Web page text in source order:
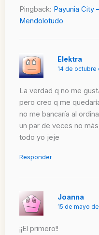
Pingback: Payunia City
Mendolotudo
Elektra
14 de octubre
La verdad q no me
pero creo q me
no me bancaría al
un par de veces no
todo yo jeje
Responder
Joanna
15 de mayo
¡¡El primero!!